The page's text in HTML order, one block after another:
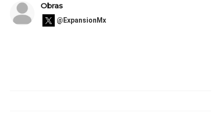
Obras
@ExpansionMx